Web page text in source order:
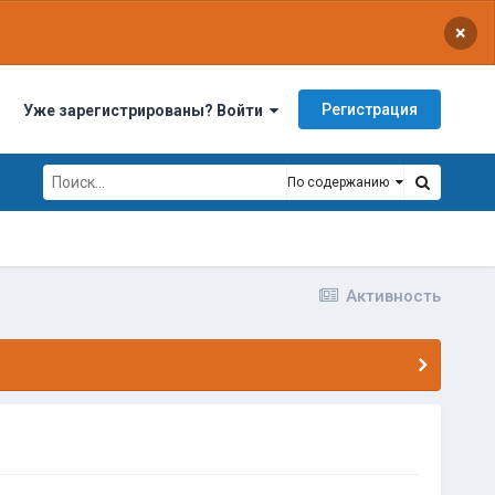
×
Уже зарегистрированы? Войти Регистрация
По содержанию
Активность